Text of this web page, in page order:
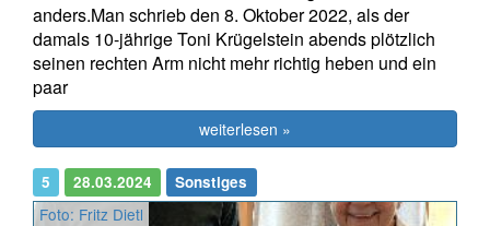
anders.Man schrieb den 8. Oktober 2022, als der
damals 10-jährige Toni Krügelstein abends plötzlich
seinen rechten Arm nicht mehr richtig heben und ein
paar
weiterlesen »
5 28.03.2024 Sonstiges
Foto: Fritz Dietl